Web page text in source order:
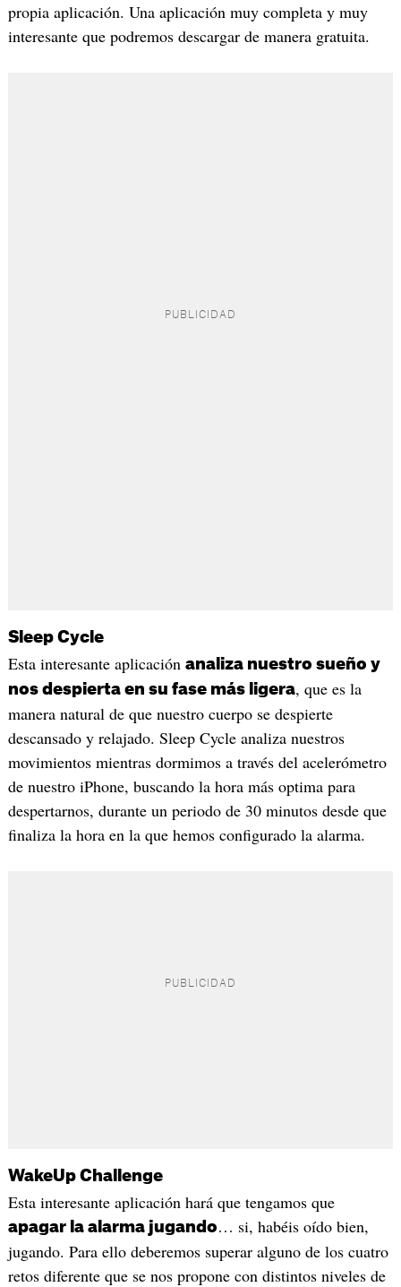
propia aplicación. Una aplicación muy completa y muy
interesante que podremos descargar de manera gratuita.
Sleep Cycle
Esta interesante aplicación analiza nuestro sueño y
nos despierta en su fase más ligera, que es la
manera natural de que nuestro cuerpo se despierte
descansado y relajado. Sleep Cycle analiza nuestros
movimientos mientras dormimos a través del acelerómetro
de nuestro iPhone, buscando la hora más optima para
despertarnos, durante un periodo de 30 minutos desde que
finaliza la hora en la que hemos configurado la alarma.
WakeUp Challenge
Esta interesante aplicación hará que tengamos que
apagar la alarma jugando… si, habéis oído bien,
jugando. Para ello deberemos superar alguno de los cuatro
retos diferente que se nos propone con distintos niveles de